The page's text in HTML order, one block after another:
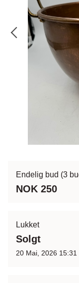
Endelig bud (3
NOK 250
Lukket
Solgt
20 Mai, 2026 15:31